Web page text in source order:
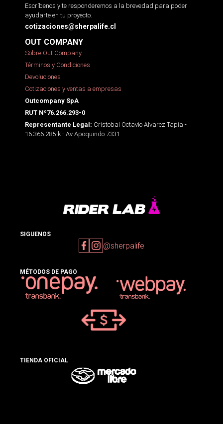
Escríbenos y te responderemos a la brevedad para poder
ayudarte en tu proyecto.
cotizaciones@sherpalife.cl
OUT COMPANY
Sobre Out Company
Términos y Condiciones
Devoluciones
Cotizaciones y ventas a empresas
Outcompany SpA
RUT Nº76.266.293-0
Representante Legal: Cristobal Octavio Alvarez Tapia -
16.366.285-k - Av Apoquindo 7331
SIGUENOS
@sherpalife
MÉTODOS DE PAGO
TIENDA OFICIAL